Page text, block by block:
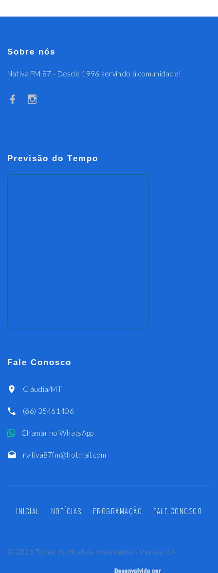
Sobre nós
Nativa FM 87 - Desde 1996 servindo à comunidade!
Previsão do Tempo
Fale Conosco
Cláudia/MT
(66) 35461406
Chamar no WhatsApp
nativa87fm@hotmail.com
INICIAL NOTÍCIAS PROGRAMAÇÃO FALE CONOSCO
© 2026 Todos os direitos reservados - Versão 2.4